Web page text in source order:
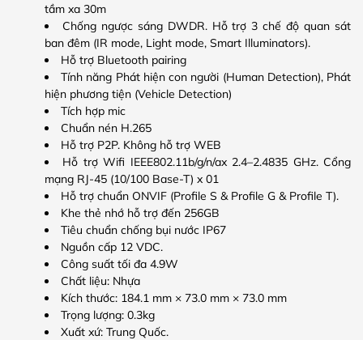
tầm xa 30m
Chống ngược sáng DWDR. Hỗ trợ 3 chế độ quan sát
ban đêm (IR mode, Light mode, Smart Illuminators).
Hỗ trợ Bluetooth pairing
Tính năng Phát hiện con người (Human Detection), Phát
hiện phương tiện (Vehicle Detection)
Tích hợp mic
Chuẩn nén H.265
Hỗ trợ P2P. Không hỗ trợ WEB
Hỗ trợ Wifi IEEE802.11b/g/n/ax 2.4–2.4835 GHz. Cổng
mạng RJ-45 (10/100 Base-T) x 01
Hỗ trợ chuẩn ONVIF (Profile S & Profile G & Profile T).
Khe thẻ nhớ hỗ trợ đến 256GB
Tiêu chuẩn chống bụi nước IP67
Nguồn cấp 12 VDC.
Công suất tối đa 4.9W
Chất liệu: Nhựa
Kích thước: 184.1 mm × 73.0 mm × 73.0 mm
Trọng lượng: 0.3kg
Xuất xứ: Trung Quốc.